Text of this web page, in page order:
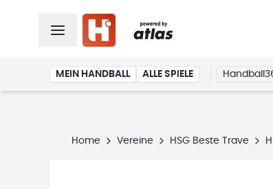
MEIN HANDBALL ALLE SPIELE
Home Vereine HSG Beste Trave